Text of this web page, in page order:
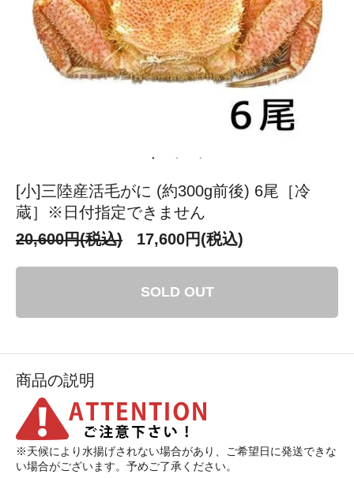
[小]三陸産活毛がに (約300g前後) 6尾［冷
蔵］※日付指定できません
20,600円(税込)
17,600円(税込)
SOLD OUT
商品の説明
※天候により水揚げされない場合があり、ご希望日に発送できな
い場合がございます。予めご了承ください。